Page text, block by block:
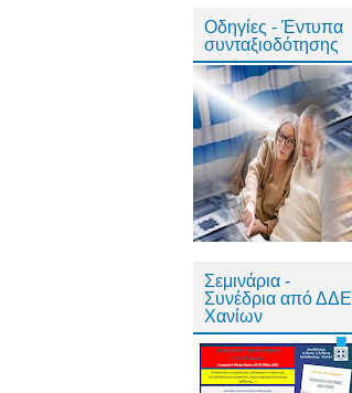
Οδηγίες - Έντυπα
συνταξιοδότησης
Σεμινάρια -
Συνέδρια από ΔΔΕ
Χανίων